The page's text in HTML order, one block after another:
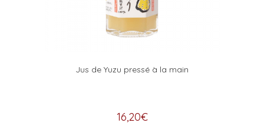
Jus de Yuzu pressé à la main
16,20€